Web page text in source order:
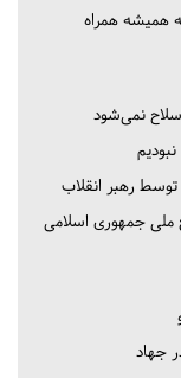
همیشه همراه
سلاح نمی‌شود
رهبر انقلاب
ملی جمهوری اسلامی
جهاد